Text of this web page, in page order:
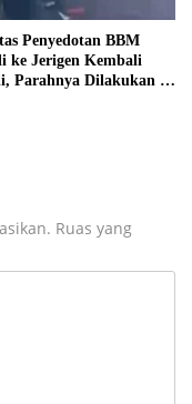
Penyedotan BBM
ke Jerigen Kembali
Parahnya Dilakukan di
Ruas yang